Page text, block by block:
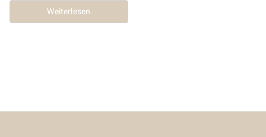
Weiterlesen